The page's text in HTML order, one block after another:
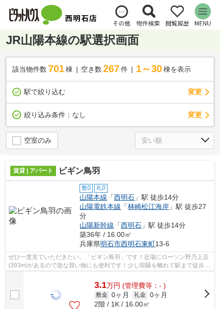
JR山陽本線の駅選択画面
該当物件数 701棟 空き数 267 件 1～30 棟を表示
駅で絞り込む 変更
絞り込み条件： なし 変更
空室のみ
賃貸 | アパート ビギン鳥羽
敷0 礼0
山陽本線 「西明石 」駅 徒歩14分
山陽電鉄本線 「林崎松江海岸 」駅 徒歩27
分
山陽新幹線 「西明石 」駅 徒歩14分
築36年 / 16.00㎡
兵庫県明石市西明石東町13-6
ぜひ一度見ていただきたい、「ビギン鳥羽」です！近場にローソン野乃上店
(393m)があるので急な買い物にも便利です！少し喧騒を離れて駅まで徒歩14
分という駅近な物件はいかがですか！...
3.1万円 (管理費等：- )
敷金 0ヶ月 礼金 0ヶ月
2階 / 1K / 16.00㎡